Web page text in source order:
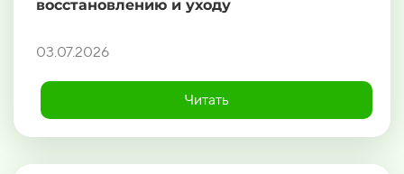
восстановлению и уходу
03.07.2026
Читать